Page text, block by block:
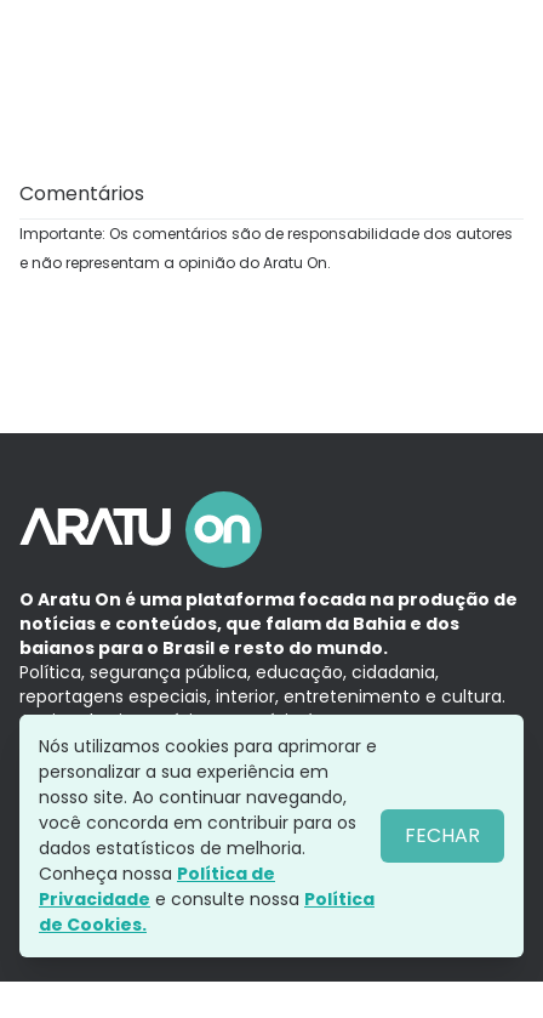
Comentários
Importante: Os comentários são de responsabilidade dos autores
e não representam a opinião do Aratu On.
O Aratu On é uma plataforma focada na produção de
notícias e conteúdos, que falam da Bahia e dos
baianos para o Brasil e resto do mundo.
Política, segurança pública, educação, cidadania,
reportagens especiais, interior, entretenimento e cultura.
Aqui, tudo vira notícia e a notícia é no tempo presente,
com a credibilidade do Grupo Aratu.
Grupo Aratu
Política de privacidade
Siga-nos
Nós utilizamos cookies para aprimorar e
personalizar a sua experiência em
nosso site. Ao continuar navegando,
você concorda em contribuir para os
dados estatísticos de melhoria.
Conheça nossa Política de
Privacidade e consulte nossa Política
de Cookies.
FECHAR